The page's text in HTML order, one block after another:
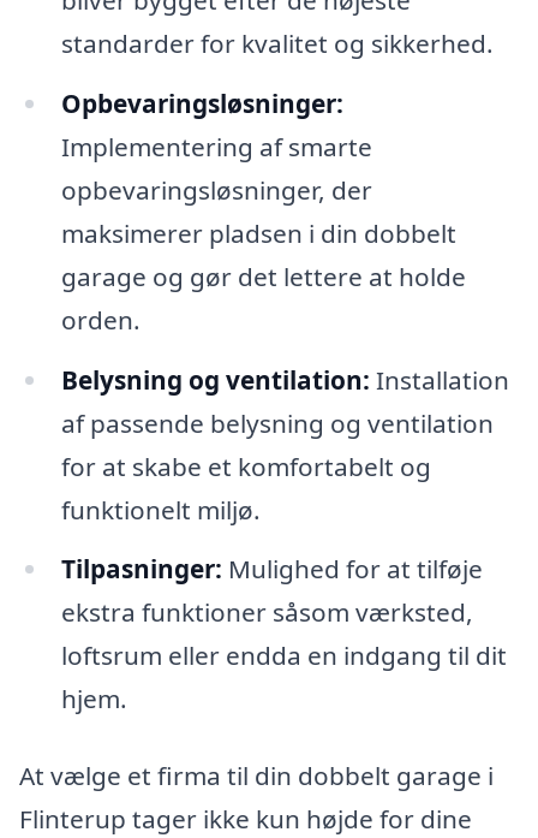
standarder for kvalitet og sikkerhed.
Opbevaringsløsninger:
Implementering af smarte
opbevaringsløsninger, der
maksimerer pladsen i din dobbelt
garage og gør det lettere at holde
orden.
Belysning og ventilation: Installation
af passende belysning og ventilation
for at skabe et komfortabelt og
funktionelt miljø.
Tilpasninger: Mulighed for at tilføje
ekstra funktioner såsom værksted,
loftsrum eller endda en indgang til dit
hjem.
At vælge et firma til din dobbelt garage i
Flinterup tager ikke kun højde for dine